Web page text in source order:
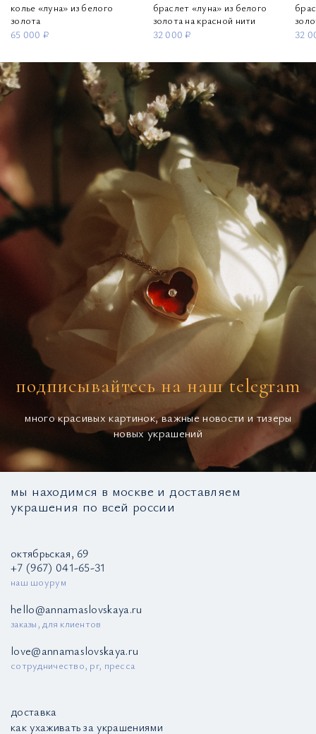
колье «луна» из белого
золота
65 000 ₽
браслет «луна» из белого
золота на красной нити
32 000 ₽
32
подписывайтесь на наш telegram
много красивых картинок, важные новости и тизеры
новых украшений
мы находимся в москве и доставляем
украшения по всей россии
октябрьская, 69
+7 (967) 041-65-31
наш шоурум
hello@annamaslovskaya.ru
заказы, для клиентов
love@annamaslovskaya.ru
сотрудничество, pr, пресса
доставка
как ухаживать за украшениями